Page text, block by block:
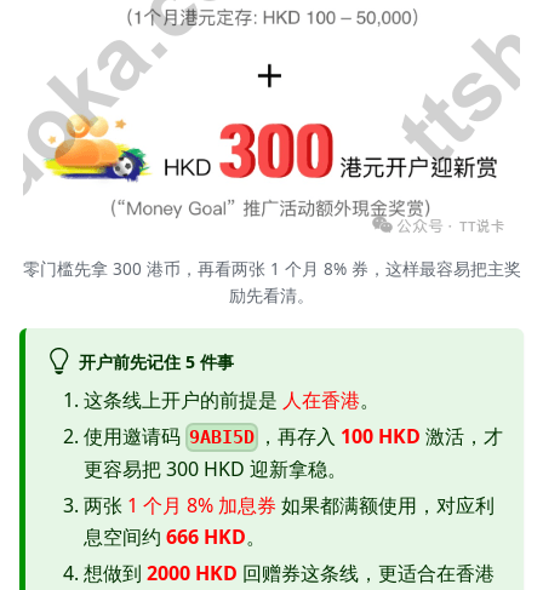
零门槛先拿 300 港币，再看两张 1 个月 8% 券，这样最容易把主奖
励先看清。
开户前先记住 5 件事
这条线上开户的前提是 人在香港。
使用邀请码 9ABI5D ，再存入 100 HKD 激活，才
更容易把 300 HKD 迎新拿稳。
两张 1 个月 8% 加息券 如果都满额使用，对应利
息空间约 666 HKD。
想做到 2000 HKD 回赠券这条线，更适合在香港